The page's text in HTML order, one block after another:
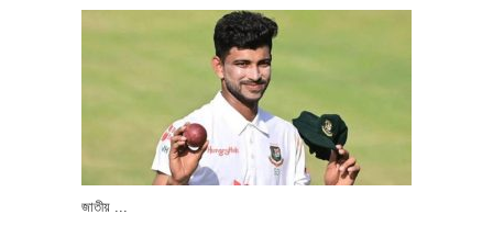
জাতীয় ...